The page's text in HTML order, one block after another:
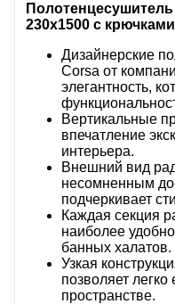
230х1500 с
Дизайнерские
Corsa от
элегантность,
Вертикальные
впечатление
интерьера.
Внешний вид
несомненным
подчеркивает
Каждая секция
наиболее
банных халатов.
Узкая
позволяет
пространстве.